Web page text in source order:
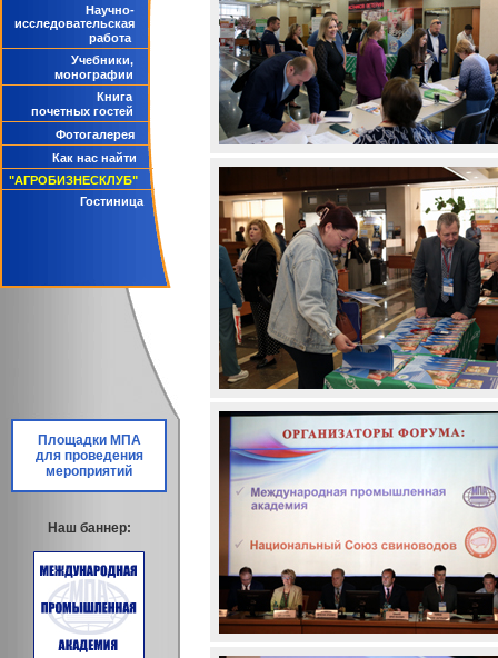
Научно-
исследовательская
работа
Учебники,
монографии
Книга
почетных гостей
Фотогалерея
Как нас найти
"АГРОБИЗНЕСКЛУБ"
Гостиница
Площадки МПА
для проведения
мероприятий
Наш баннер: